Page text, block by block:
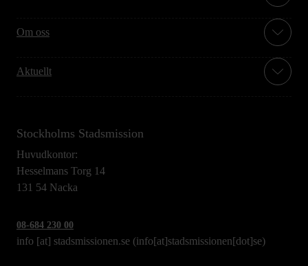
Om oss
Aktuellt
Stockholms Stadsmission
Huvudkontor:
Hesselmans Torg 14
131 54 Nacka
08-684 230 00
info [at] stadsmissionen.se (info[at]stadsmissionen[dot]se)